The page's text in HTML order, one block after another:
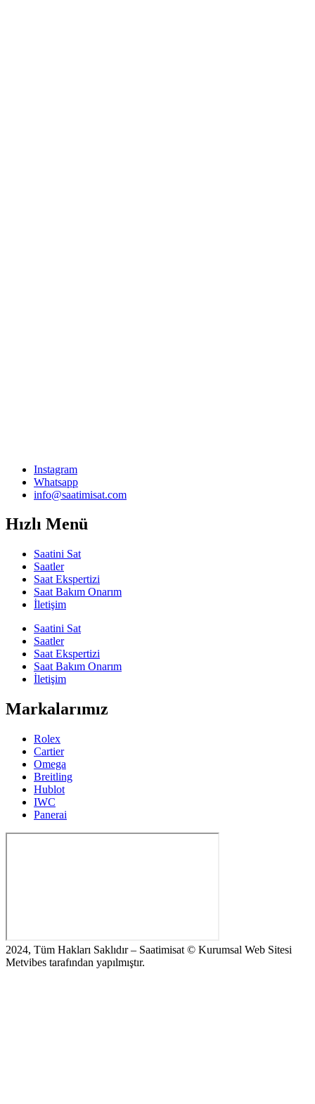
Instagram
Whatsapp
info@saatimisat.com
Hızlı Menü
Saatini Sat
Saatler
Saat Ekspertizi
Saat Bakım Onarım
İletişim
Saatini Sat
Saatler
Saat Ekspertizi
Saat Bakım Onarım
İletişim
Markalarımız
Rolex
Cartier
Omega
Breitling
Hublot
IWC
Panerai
2024, Tüm Hakları Saklıdır – Saatimisat © Kurumsal Web Sitesi
Metvibes tarafından yapılmıştır.